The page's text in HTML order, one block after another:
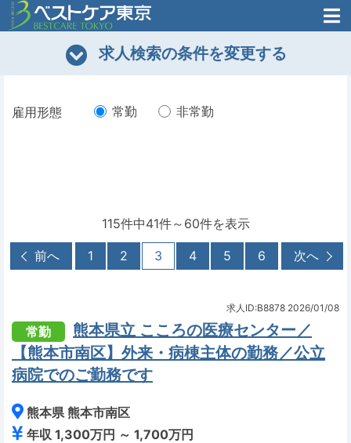
医師がはじめた
医師のための
転職支援のお問い合わせ 無料
求人検索の条件を変更する
雇用形態 常勤 非常勤
115件中41件～60件を表示
前へ 1 2 3 4 5 6 次へ
求人ID:B8878 2026/01/08
常勤
熊本県立 こころの医療センター／
【熊本市南区】外来・病棟主体の勤務／公立
病院でのご勤務です
熊本県 熊本市南区
年収 1,300万円 ～ 1,700万円